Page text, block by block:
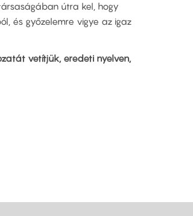
útra kel, hogy
és győzelemre vigye az igaz
vetítjük, eredeti nyelven,